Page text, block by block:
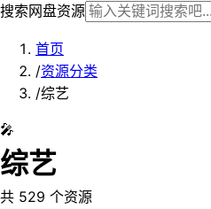
搜索网盘资源
首页
/资源分类
/综艺
🎤
综艺
共 529 个资源